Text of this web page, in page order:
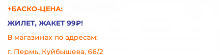
+БАСКО-ЦЕНА:
ЖИЛЕТ, ЖАКЕТ 99₽!
В магазинах по адресам:
г. Пермь, Куйбышева, 66/2